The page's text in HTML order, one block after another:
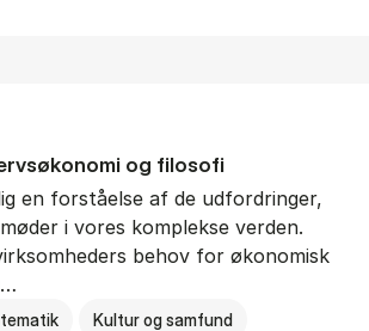
og fi­lo­so­fi
en forståelse af de udfordringer,
i vores komplekse verden.
behov for økonomisk
Kultur og samfund